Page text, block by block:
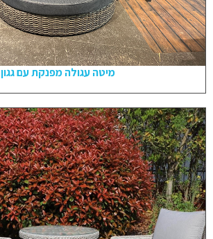
מיטה עגולה מפנקת עם גגון